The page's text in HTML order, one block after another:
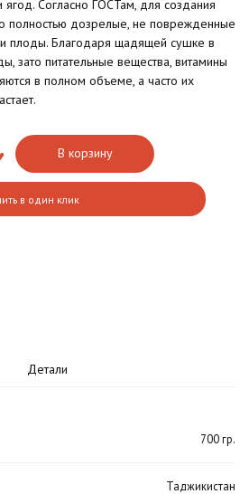
Согласно ГОСТам, для создания
полностью дозрелые, не поврежденные
плоды. Благодаря щадящей сушке в
зато питательные вещества, витамины
в полном объеме, а часто их
В корзину
в один клик
Детали
700 гр.
Таджикистан